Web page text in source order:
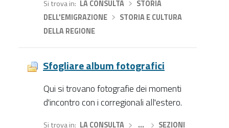
Si trova in LA CONSULTA›
STORIA
DELL'EMIGRAZIONE›
STORIA E CULTURA
DELLA REGIONE
Sfogliare album fotografici
Qui si trovano fotografie dei momenti
d'incontro con i corregionali all'estero.
Si trova in LA CONSULTA› …
SEZIONI